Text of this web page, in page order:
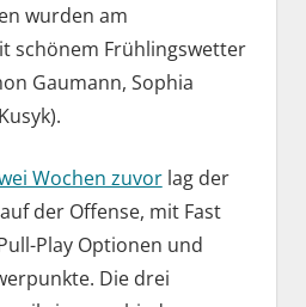
wurden am
schönem Frühlingswetter
Gaumann, Sophia
Wochen zuvorlag der
der Offense, mit Fast
Play Optionen und
Die drei